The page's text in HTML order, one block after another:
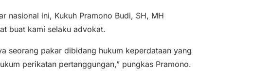
nasional ini, Kukuh Pramono Budi, SH, MH
buat kami selaku advokat.
seorang pakar dibidang hukum keperdataan yang
perikatan pertanggungan,” pungkas Pramono.